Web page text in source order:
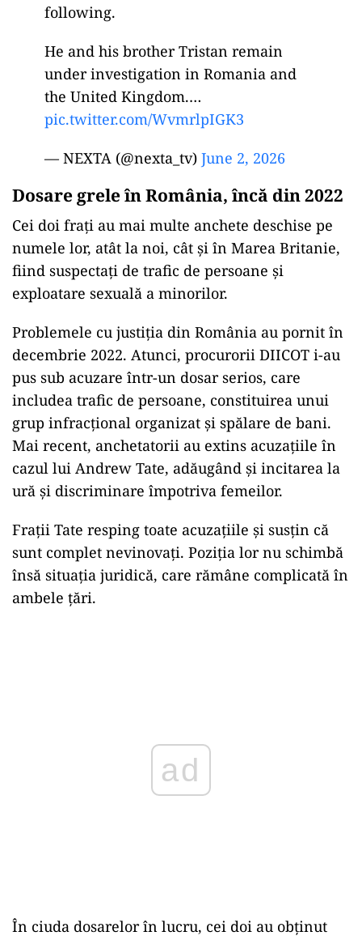
following.
He and his brother Tristan remain
under investigation in Romania and
the United Kingdom.…
pic.twitter.com/WvmrlpIGK3
— NEXTA (@nexta_tv) June 2, 2026
Dosare grele în România, încă din 2022
Cei doi frați au mai multe anchete deschise pe
numele lor, atât la noi, cât și în Marea Britanie,
fiind suspectați de trafic de persoane și
exploatare sexuală a minorilor.
Problemele cu justiția din România au pornit în
decembrie 2022. Atunci, procurorii DIICOT i-au
pus sub acuzare într-un dosar serios, care
includea trafic de persoane, constituirea unui
grup infracțional organizat și spălare de bani.
Mai recent, anchetatorii au extins acuzațiile în
cazul lui Andrew Tate, adăugând și incitarea la
ură și discriminare împotriva femeilor.
Frații Tate resping toate acuzațiile și susțin că
sunt complet nevinovați. Poziția lor nu schimbă
însă situația juridică, care rămâne complicată în
ambele țări.
ad
În ciuda dosarelor în lucru, cei doi au obținut